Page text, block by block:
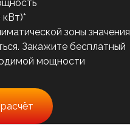
кВт)*
зоны значения
Закажите бесплатный
мощности